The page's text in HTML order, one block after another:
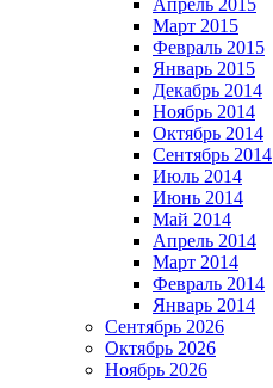
Апрель 2015
Март 2015
Февраль 2015
Январь 2015
Декабрь 2014
Ноябрь 2014
Октябрь 2014
Сентябрь 2014
Июль 2014
Июнь 2014
Май 2014
Апрель 2014
Март 2014
Февраль 2014
Январь 2014
Сентябрь 2026
Октябрь 2026
Ноябрь 2026